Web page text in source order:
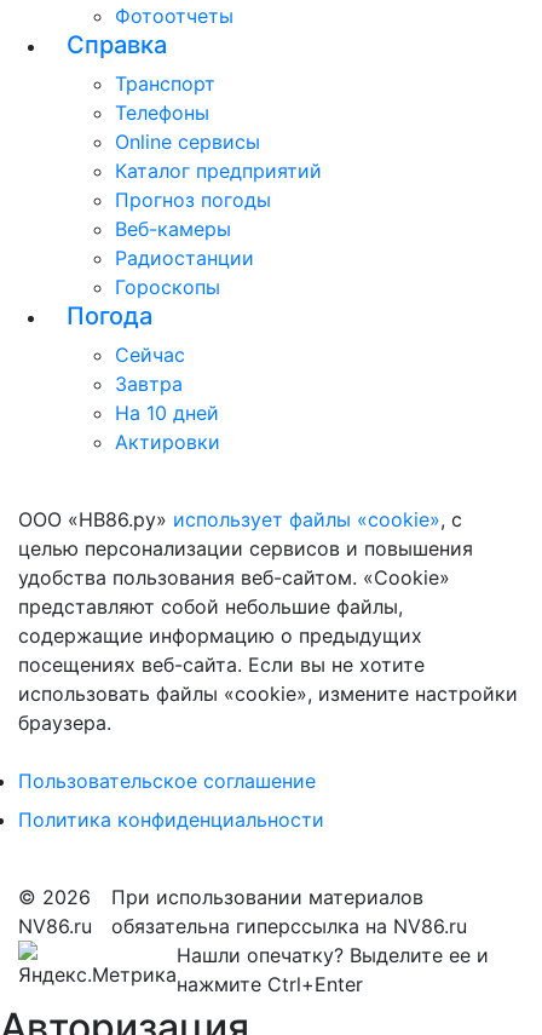
Фотоотчеты
Справка
Транспорт
Телефоны
Online сервисы
Каталог предприятий
Прогноз погоды
Веб-камеры
Радиостанции
Гороскопы
Погода
Сейчас
Завтра
На 10 дней
Актировки
ООО «НВ86.ру» использует файлы «cookie», с
целью персонализации сервисов и повышения
удобства пользования веб-сайтом. «Cookie»
представляют собой небольшие файлы,
содержащие информацию о предыдущих
посещениях веб-сайта. Если вы не хотите
использовать файлы «cookie», измените настройки
браузера.
Пользовательское соглашение
Политика конфиденциальности
© 2026
NV86.ru
При использовании материалов
обязательна гиперссылка на NV86.ru
Нашли опечатку? Выделите ее и
нажмите Ctrl+Enter